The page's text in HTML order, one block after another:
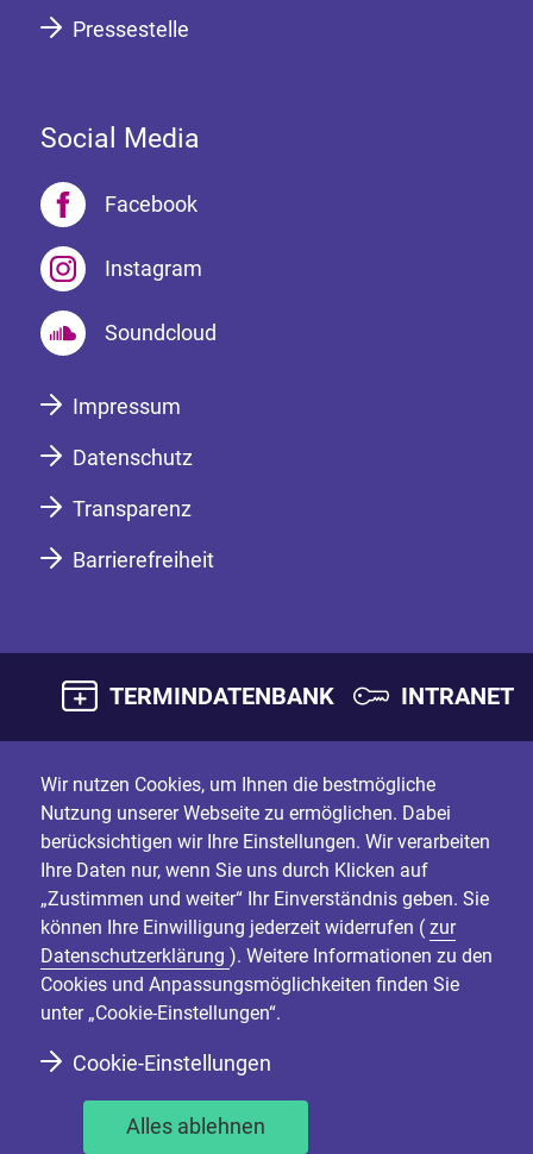
Pressestelle
Social Media
Facebook
Instagram
Soundcloud
Impressum
Datenschutz
Transparenz
Barrierefreiheit
TERMINDATENBANK INTRANET
Wir nutzen Cookies, um Ihnen die bestmögliche
Nutzung unserer Webseite zu ermöglichen. Dabei
berücksichtigen wir Ihre Einstellungen. Wir verarbeiten
Ihre Daten nur, wenn Sie uns durch Klicken auf
„Zustimmen und weiter“ Ihr Einverständnis geben. Sie
können Ihre Einwilligung jederzeit widerrufen ( zur
Datenschutzerklärung ). Weitere Informationen zu den
Cookies und Anpassungsmöglichkeiten finden Sie
unter „Cookie-Einstellungen“.
Cookie-Einstellungen
Alles ablehnen